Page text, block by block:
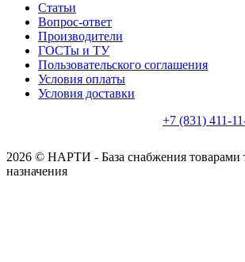
Статьи
Вопрос-ответ
Производители
ГОСТы и ТУ
Пользовательского соглашения
Условия оплаты
Условия доставки
+7 (831) 411-
2026 © НАРТИ - База снабжения товарами
назначения